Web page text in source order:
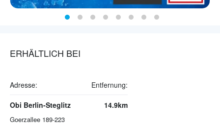
ERHÄLTLICH BEI
Adresse: Entfernung:
Obi Berlin-Steglitz
Goerzallee 189-223
14.9km